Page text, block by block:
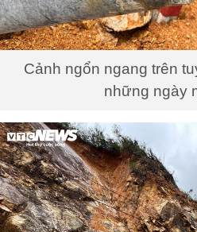
Cảnh ngổn ngang trên
những ngày